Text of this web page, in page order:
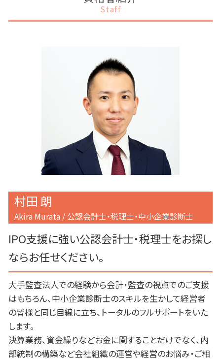
補助金 オンライン申請
補助金 税務処理
事業計画書 売上計画
事業計画書 融資 銀行
事業計画書 項目
事業計画書 個人
事業計画書 個人事業主
事業計画書とは 中小企業
港区 事業計画書作成
目黒区 IPOサポート
渋谷区 上場支援
目黒区 税務顧問
渋谷区 IPOサポート
目黒区 融資 事業計画書
港区 IPOサポート
港区 上場支援
Staff
村田 朗
Akira Murata / 公認会計士・税理士・中小企業診断士
IPO支援に強い公認会計士・税理士をお探し
ならお任せください。
大手監査法人での経験から会計・監査の視点でのご支援
はもちろん、中小企業診断士のスキルを生かして経営者
の皆様と同じ目線に立ち、トータルのフルサポートをいた
します。
決算業務、資金繰りなどお金に関することだけでなく、内
部統制の構築など会社組織の運営や経営のお悩み・ご相